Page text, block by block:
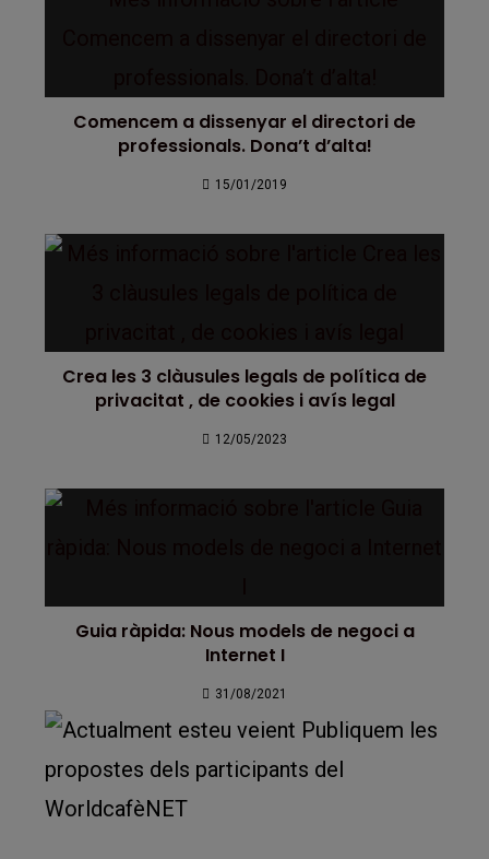
Comencem a dissenyar el directori de
professionals. Dona’t d’alta!
15/01/2019
Crea les 3 clàusules legals de política de
privacitat , de cookies i avís legal
12/05/2023
Guia ràpida: Nous models de negoci a
Internet I
31/08/2021